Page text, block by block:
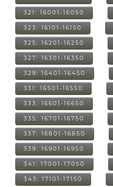
321: 16001-16050
323: 16101-16150
325: 16201-16250
327: 16301-16350
329: 16401-16450
331: 16501-16550
333: 16601-16650
335: 16701-16750
337: 16801-16850
339: 16901-16950
341: 17001-17050
343: 17101-17150